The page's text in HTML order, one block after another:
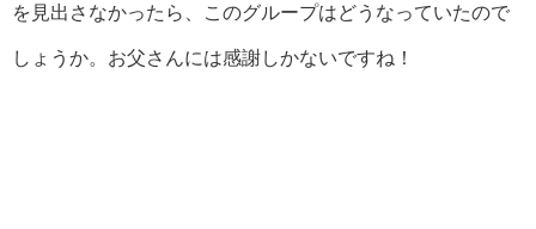
を見出さなかったら、このグループはどうなっていたので
しょうか。お父さんには感謝しかないですね！